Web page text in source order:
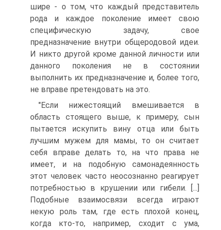
шире - о том, что каждый представитель
рода и каждое поколение имеет свою
специфическую задачу, свое
предназначение внутри общеродовой идеи.
И никто другой кроме данной личности или
данного поколения не в состоянии
выполнить их предназначение и, более того,
не вправе претендовать на это.
"Если нижестоящий вмешивается в
область стоящего выше, к примеру, сын
пытается искупить вину отца или быть
лучшим мужем для мамы, то он считает
себя вправе делать то, на что права не
имеет, и на подобную самонадеянность
этот человек часто неосознанно реагирует
потребностью в крушении или гибели. [...]
Подобные взаимосвязи всегда играют
некую роль там, где есть плохой конец,
когда кто-то, например, сходит с ума,